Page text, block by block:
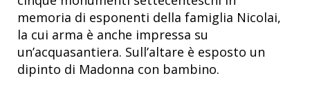
memoria di esponenti della famiglia Nicolai,
la cui arma è anche impressa su
un’acquasantiera. Sull’altare è esposto un
dipinto di Madonna con bambino.